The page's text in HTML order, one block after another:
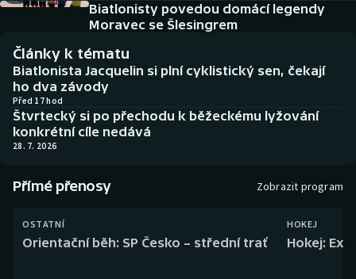
Biatlon
Boby a skeleton
Box
Curling
Dostihy
Historické návraty
Aplikace ČT sport
AZ kvíz
Biatlonisty povedou domácí legendy
Moravec se Šlesingrem
Články k tématu
Biatlonista Jacquelin si plní cyklistický sen, čekají
ho dva závody
Před 17 hod
Štvrtecký si po přechodu k běžeckému lyžování
konkrétní cíle nedává
28. 7. 2026
Přímé přenosy Zobrazit program
OSTATNÍ
Orientační běh: SP Česko – střední trať
HOKEJ
Hokej: